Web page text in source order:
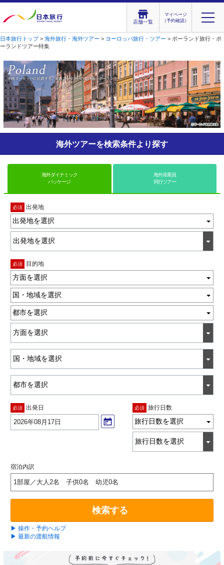
店舗一覧
マイページ
（予約確認）
日本旅行トップ> 海外旅行・海外ツアー > ヨーロッパ旅行・ツアー > ポーランド旅行・ポ
ーランドツアー特集
海外ツアーを検索条件より探す
海外ダイナミック
パッケージ
海外添乗員
同行ツアー
必須 出発地
出発地を選択
必須 目的地
方面を選択
国・地域を選択
都市を選択
必須 出発日
2026年08月17日
必須 旅行日数
旅行日数を選択
宿泊内訳
1部屋／大人2名 子供0名 幼児0名
検索する
▶ 操作・予約ヘルプ
▶ 最新の渡航情報